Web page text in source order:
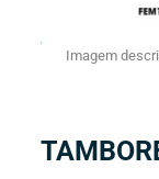
Imagem